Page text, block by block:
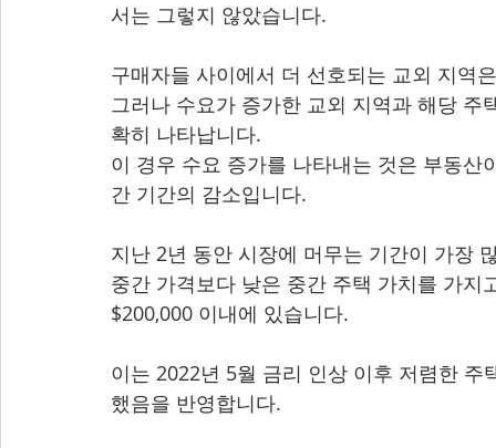
서는 그렇지 않았습니다.
구매자들 사이에서 더 선호되는 교외 지역
그러나 수요가 증가한 교외 지역과 해당
확히 나타납니다.
이 경우 수요 증가를 나타내는 것은 부동
간 기간의 감소입니다.
지난 2년 동안 시장에 머무는 기간이 가장
중간 가격보다 낮은 중간 주택 가치를 가
$200,000 이내에 있습니다.
이는 2022년 5월 금리 인상 이후 저렴한
했음을 반영합니다.